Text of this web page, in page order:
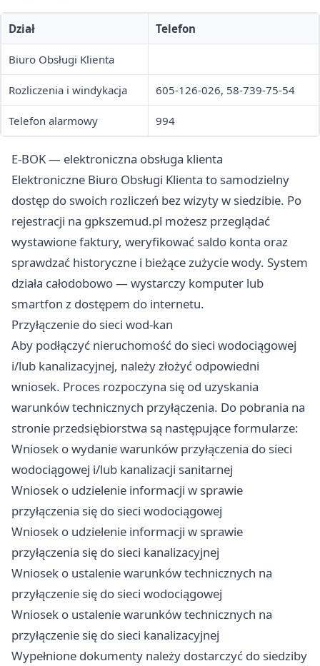
Dział Telefon
Biuro Obsługi Klienta
Rozliczenia i windykacja 605-126-026, 58-739-75-54
Telefon alarmowy 994
E-BOK — elektroniczna obsługa klienta
Elektroniczne Biuro Obsługi Klienta to samodzielny
dostęp do swoich rozliczeń bez wizyty w siedzibie. Po
rejestracji na gpkszemud.pl możesz przeglądać
wystawione faktury, weryfikować saldo konta oraz
sprawdzać historyczne i bieżące zużycie wody. System
działa całodobowo — wystarczy komputer lub
smartfon z dostępem do internetu.
Przyłączenie do sieci wod-kan
Aby podłączyć nieruchomość do sieci wodociągowej
i/lub kanalizacyjnej, należy złożyć odpowiedni
wniosek. Proces rozpoczyna się od uzyskania
warunków technicznych przyłączenia. Do pobrania na
stronie przedsiębiorstwa są następujące formularze:
Wniosek o wydanie warunków przyłączenia do sieci
wodociągowej i/lub kanalizacji sanitarnej
Wniosek o udzielenie informacji w sprawie
przyłączenia się do sieci wodociągowej
Wniosek o udzielenie informacji w sprawie
przyłączenia się do sieci kanalizacyjnej
Wniosek o ustalenie warunków technicznych na
przyłączenie się do sieci wodociągowej
Wniosek o ustalenie warunków technicznych na
przyłączenie się do sieci kanalizacyjnej
Wypełnione dokumenty należy dostarczyć do siedziby